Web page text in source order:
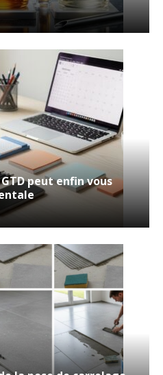
peut enfin vous